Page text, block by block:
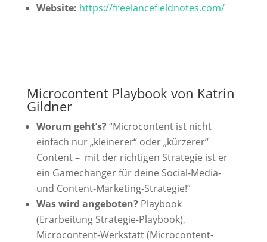
Website: https://freelancefieldnotes.com/
Microcontent Playbook von Katrin
Gildner
Worum geht’s?“Microcontent ist nicht
einfach nur „kleinerer“ oder „kürzerer“
Content – mit der richtigen Strategie ist er
ein Gamechanger für deine Social-Media-
und Content-Marketing-Strategie!”
Was wird angeboten?Playbook
(Erarbeitung Strategie-Playbook),
Microcontent-Werkstatt (Microcontent-